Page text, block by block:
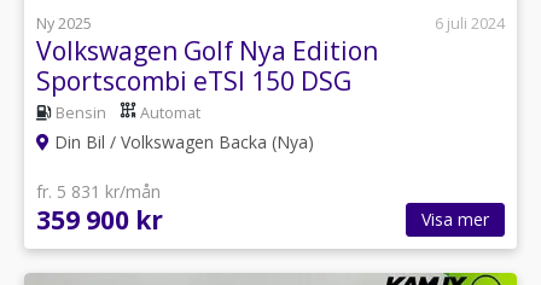
Ny 2025
6 juli 2024
Volkswagen Golf Nya Edition
Sportscombi eTSI 150 DSG
Bensin Automat
Din Bil / Volkswagen Backa (Nya)
fr. 5 831 kr/mån
359 900 kr Visa mer